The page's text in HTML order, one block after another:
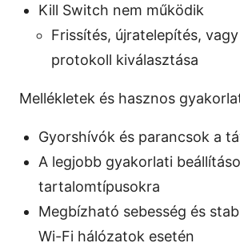
Kill Switch nem működik
Frissítés, újratelepítés,
protokoll kiválasztása
Mellékletek és hasznos
Gyorshívók és parancsok a
A legjobb gyakorlati
tartalomtípusokra
Megbízható sebesség és
Wi-Fi hálózatok esetén